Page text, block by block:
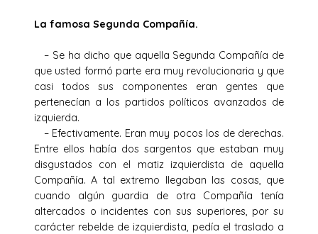
La famosa Segunda Compañía.
– Se ha dicho que aquella Segunda Compañía de
que usted formó parte era muy revolucionaria y que
casi todos sus componentes eran gentes que
pertenecían a los partidos políticos avanzados de
izquierda.
– Efectivamente. Eran muy pocos los de derechas.
Entre ellos había dos sargentos que estaban muy
disgustados con el matiz izquierdista de aquella
Compañía. A tal extremo llegaban las cosas, que
cuando algún guardia de otra Compañía tenía
altercados o incidentes con sus superiores, por su
carácter rebelde de izquierdista, pedía el traslado a